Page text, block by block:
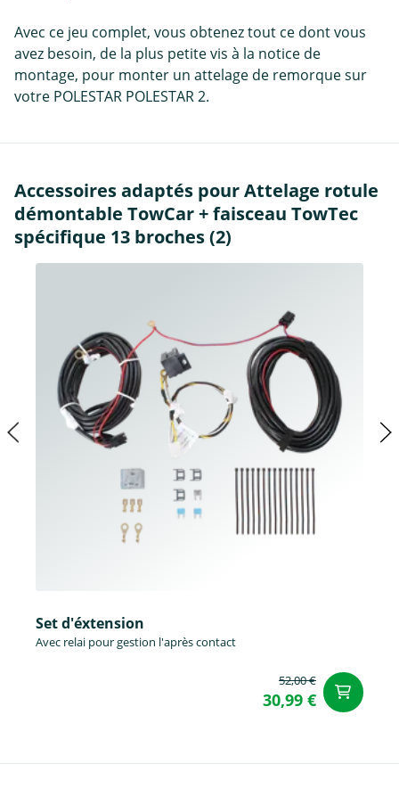
Avec ce jeu complet, vous obtenez tout ce dont vous
avez besoin, de la plus petite vis à la notice de
montage, pour monter un attelage de remorque sur
votre POLESTAR POLESTAR 2.
Accessoires adaptés pour Attelage rotule
démontable TowCar + faisceau TowTec
spécifique 13 broches (2)
Set d'éxtension
Avec relai pour gestion l'après contact
52,00 €
30,99 €